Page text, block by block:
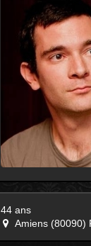
44 ans
Amiens (80090)